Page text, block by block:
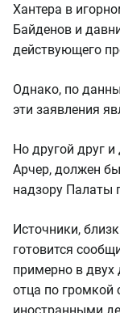
Хантера в
Байденов и
действующего
Однако, по
эти заявления
Но другой друг
Арчер, должен
надзору Палаты
Источники,
готовится
примерно в двух
отца по громкой